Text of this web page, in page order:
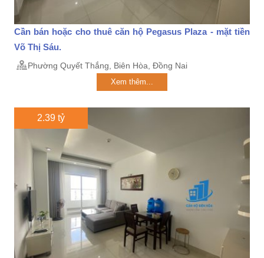
Cần bán hoặc cho thuê căn hộ Pegasus Plaza - mặt tiền
Võ Thị Sáu.
Phường Quyết Thắng, Biên Hòa, Đồng Nai
Xem thêm...
2.39 tỷ